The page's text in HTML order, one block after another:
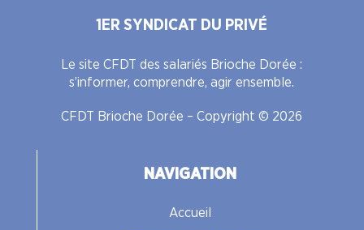
1ER SYNDICAT DU PRIVÉ
Le site CFDT des salariés Brioche Dorée :
s’informer, comprendre, agir ensemble.
CFDT Brioche Dorée – Copyright © 2026
NAVIGATION
Accueil